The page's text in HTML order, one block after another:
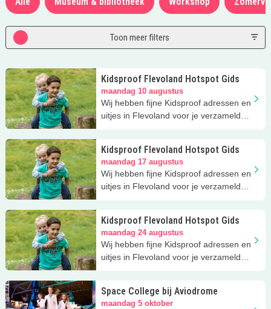
Toon meer filters
Kidsproof Flevoland Hotspot Gids
maandag 10 augustus
Wij hebben fijne Kidsproof adressen en
uitjes in Flevoland voor je verzameld!
Kidsproof Flevoland Hotspot Gids
maandag 17 augustus
Wij hebben fijne Kidsproof adressen en
uitjes in Flevoland voor je verzameld!
Kidsproof Flevoland Hotspot Gids
maandag 24 augustus
Wij hebben fijne Kidsproof adressen en
uitjes in Flevoland voor je verzameld!
Space College bij Aviodrome
maandag 5 oktober